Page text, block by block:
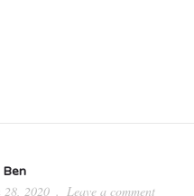
Ben
28, 2020 Leave a comment